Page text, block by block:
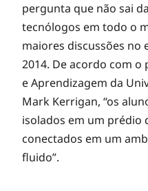
pergunta que não sai
tecnólogos em todo o
maiores discussões no
2014. De acordo com
e Aprendizagem da
Mark Kerrigan, “os
isolados em um prédio
conectados em um
fluido”.